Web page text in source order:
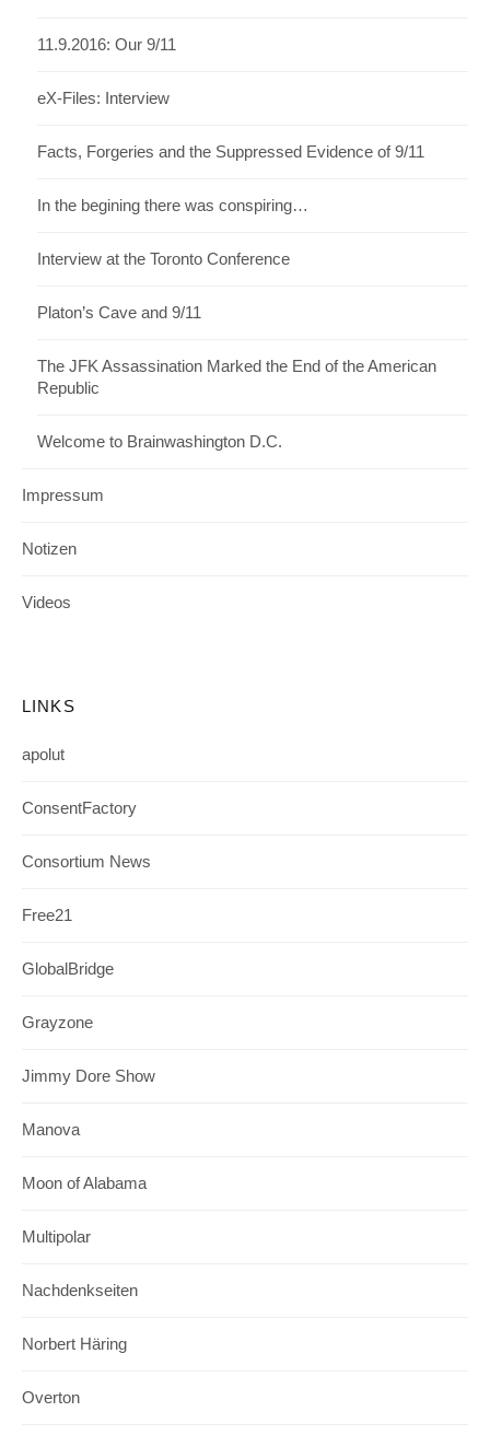
11.9.2016: Our 9/11
eX-Files: Interview
Facts, Forgeries and the Suppressed Evidence of 9/11
In the begining there was conspiring…
Interview at the Toronto Conference
Platon’s Cave and 9/11
The JFK Assassination Marked the End of the American
Republic
Welcome to Brainwashington D.C.
Impressum
Notizen
Videos
LINKS
apolut
ConsentFactory
Consortium News
Free21
GlobalBridge
Grayzone
Jimmy Dore Show
Manova
Moon of Alabama
Multipolar
Nachdenkseiten
Norbert Häring
Overton